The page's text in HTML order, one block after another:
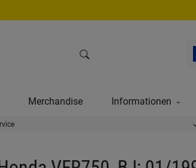
Merchandise Informationen